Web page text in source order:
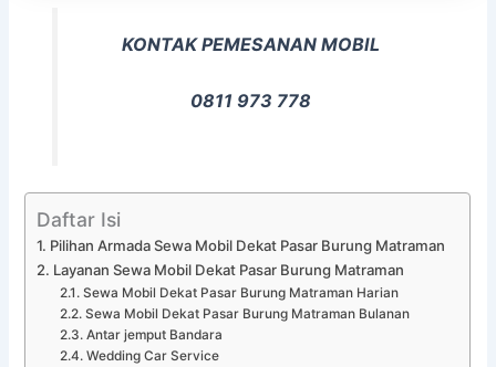
KONTAK PEMESANAN MOBIL
0811 973 778
Daftar Isi
Pilihan Armada Sewa Mobil Dekat Pasar Burung Matraman
Layanan Sewa Mobil Dekat Pasar Burung Matraman
Sewa Mobil Dekat Pasar Burung Matraman Harian
Sewa Mobil Dekat Pasar Burung Matraman Bulanan
Antar jemput Bandara
Wedding Car Service